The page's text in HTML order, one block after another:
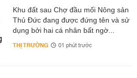
Khu đất sau Chợ đầu mối Nông sản
Thủ Đức đang được đứng tên và sử
dụng bởi hai cá nhân bất ngờ...
THỊ TRƯỜNG 01 phút trước